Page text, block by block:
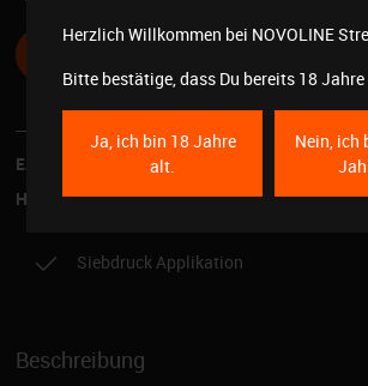
EAN:
1007110452414
Hersteller-Nr.:711045241
Siebdruck Applikation
Beschreibung
Herzlich Willkommen bei NOVOLINE
Bitte bestätige, dass Du bereits 18
Ja, ich bin 18 Jahre
alt.
Nein, ich